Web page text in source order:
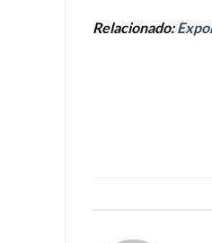
Relacionado: